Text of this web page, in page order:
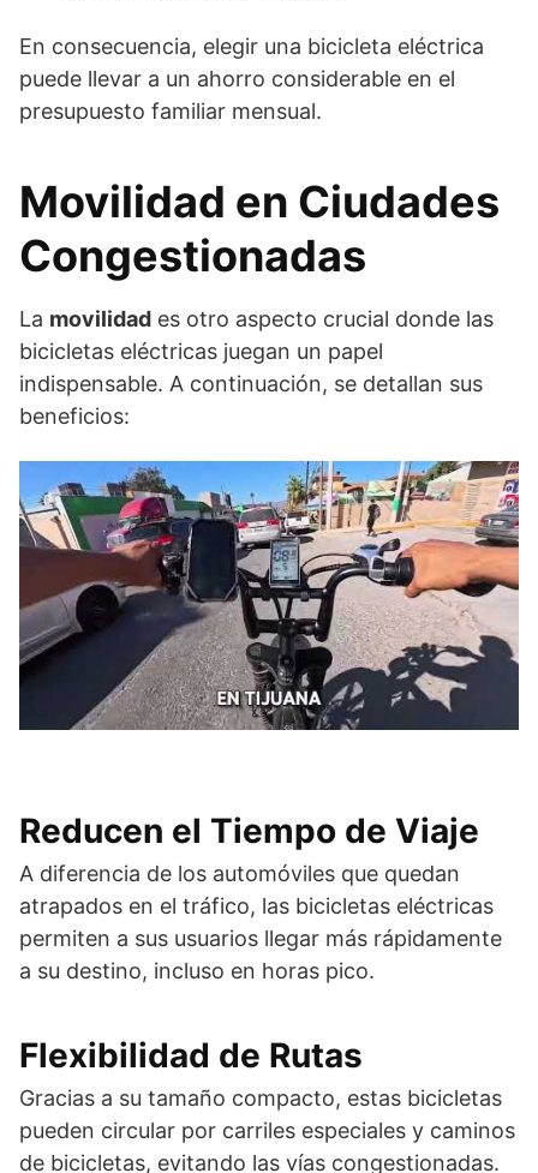
En consecuencia, elegir una bicicleta eléctrica
puede llevar a un ahorro considerable en el
presupuesto familiar mensual.
Movilidad en Ciudades
Congestionadas
La movilidad es otro aspecto crucial donde las
bicicletas eléctricas juegan un papel
indispensable. A continuación, se detallan sus
beneficios:
Reducen el Tiempo de Viaje
A diferencia de los automóviles que quedan
atrapados en el tráfico, las bicicletas eléctricas
permiten a sus usuarios llegar más rápidamente
a su destino, incluso en horas pico.
Flexibilidad de Rutas
Gracias a su tamaño compacto, estas bicicletas
pueden circular por carriles especiales y caminos
de bicicletas, evitando las vías congestionadas.